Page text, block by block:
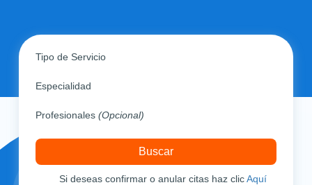
Tipo de Servicio
Especialidad
Profesionales (Opcional)
Si deseas confirmar o anular citas haz clicAquí